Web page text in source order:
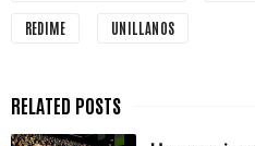
REDIME UNILLANOS